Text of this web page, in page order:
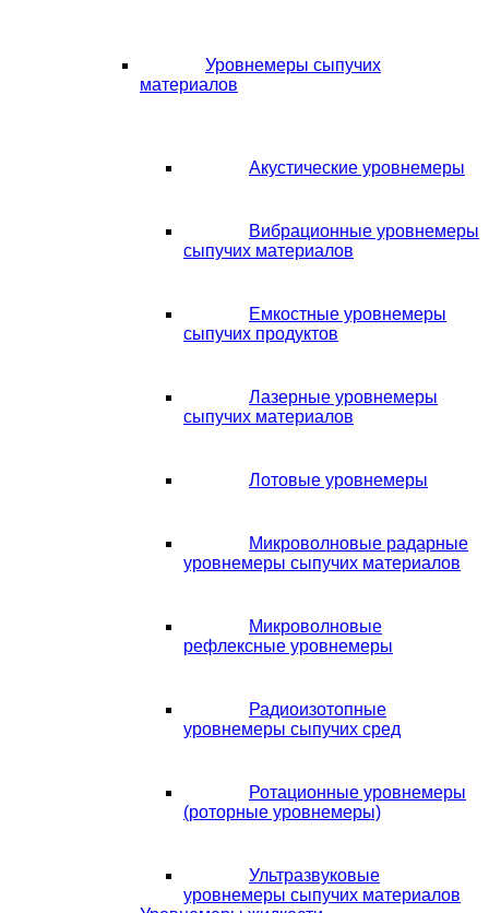
Уровнемеры сыпучих
материалов
Акустические уровнемеры
Вибрационные уровнемеры
сыпучих материалов
Емкостные уровнемеры
сыпучих продуктов
Лазерные уровнемеры
сыпучих материалов
Лотовые уровнемеры
Микроволновые радарные
уровнемеры сыпучих материалов
Микроволновые
рефлексные уровнемеры
Радиоизотопные
уровнемеры сыпучих сред
Ротационные уровнемеры
(роторные уровнемеры)
Ультразвуковые
уровнемеры сыпучих материалов